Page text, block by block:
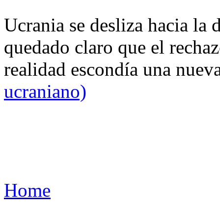
Ucrania se desliza hacia
quedado claro que el
realidad escondía una
ucraniano)
Home